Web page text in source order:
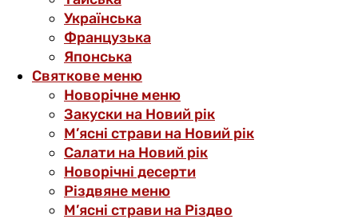
Українська
Французька
Японська
Святкове меню
Новорічне меню
Закуски на Новий рік
М’ясні страви на Новий рік
Салати на Новий рік
Новорічні десерти
Різдвяне меню
М’ясні страви на Різдво